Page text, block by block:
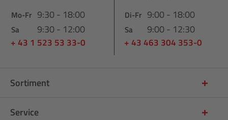
Mo-Fr 9:30 - 18:00
Sa 9:30 - 12:00
+ 43 1 523 53 33-0
Di-Fr 9:00 - 18:00
Sa 9:00 - 12:30
+ 43 463 304 353-0
Sortiment
Service